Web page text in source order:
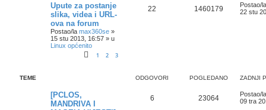
Upute za postanje
slika, videa i URL-
ova na forum
Postao/la max360se »
15 stu 2013, 16:57 » u
Linux općenito
1 2 3
22 1460179
Postao/
22 stu
TEME ODGOVORI POGLEDANO ZADNJI
[PCLOS,
MANDRIVA I
6 23064
Postao/
09 tra